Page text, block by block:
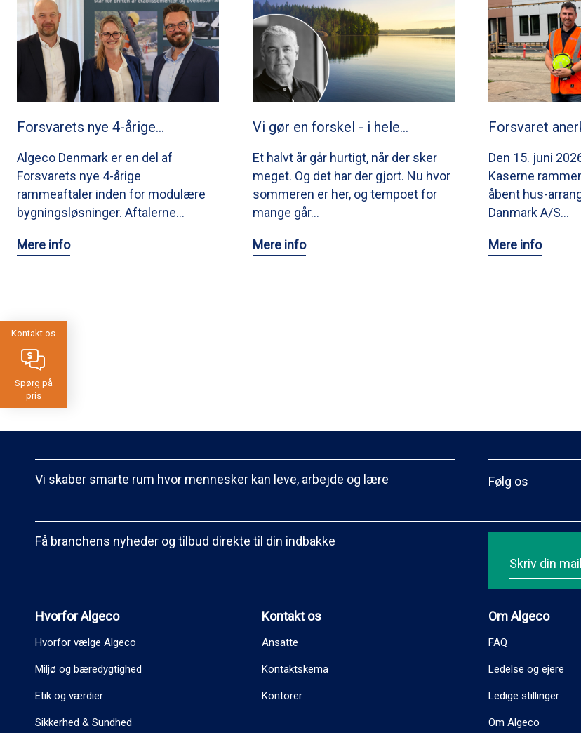
Kontakt os
Spørg på
pris
Forsvarets nye 4-årige…
Algeco Denmark er en del af
Forsvarets nye 4-årige
rammeaftaler inden for modulære
bygningsløsninger. Aftalerne…
Mere info
Vi gør en forskel - i hele…
Et halvt år går hurtigt, når der sker
meget. Og det har der gjort. Nu hvor
sommeren er her, og tempoet for
mange går…
Mere info
Forsvaret
Den 15. juni
Kaserne
åbent hus-
Danmark A/S…
Mere info
Vi skaber smarte rum hvor mennesker kan leve, arbejde og lære Følg os
Få branchens nyheder og tilbud direkte til din indbakke
Hvorfor Algeco
Hvorfor vælge Algeco
Miljø og bæredygtighed
Etik og værdier
Sikkerhed & Sundhed
Kontakt os
Ansatte
Kontaktskema
Kontorer
Om Algeco
FAQ
Ledelse og ejere
Ledige stillinger
Om Algeco